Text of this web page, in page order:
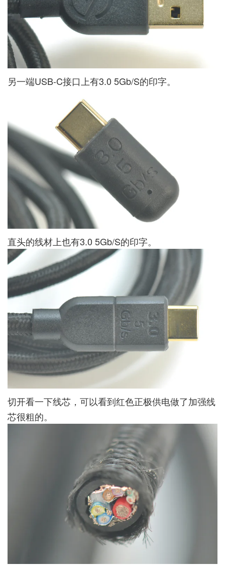
另一端USB-C接口上有3.0 5Gb/S的印字。
直头的线材上也有3.0 5Gb/S的印字。
切开看一下线芯，可以看到红色正极供电做了加强线
芯很粗的。